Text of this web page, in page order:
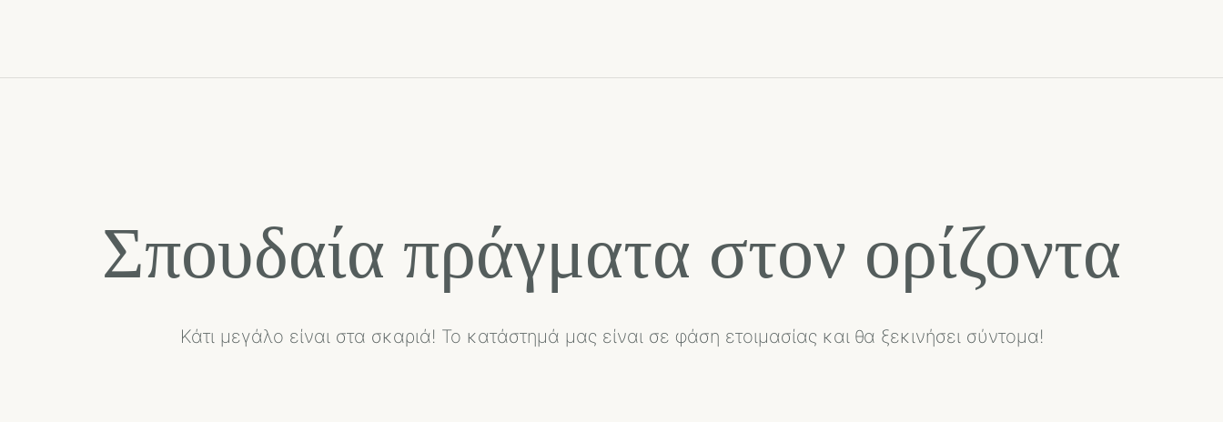
Σπουδαία πράγματα στον ορίζοντα
Κάτι μεγάλο είναι στα σκαριά! Το κατάστημά μας είναι σε φάση ετοιμασίας και θα ξεκινήσει σύντομα!